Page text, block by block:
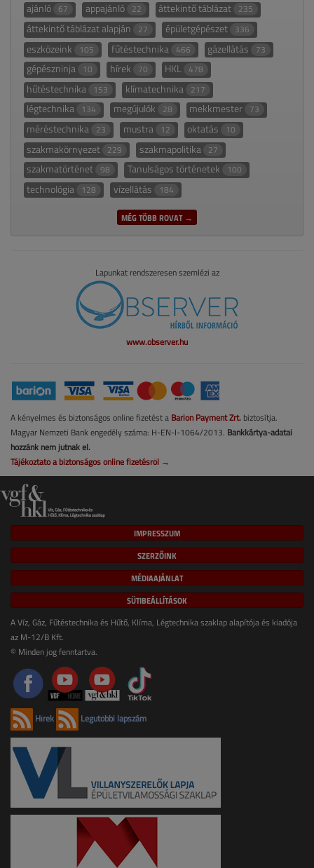
ajánló 67 appajánló 22 áttekintő táblázat 235
áttekintő táblázat alapján 27 épületgépészet 336
eszközeink 105 fűtéstechnika 466 gázellátás 73
gépészninja 10 hírek 70 HKL 478
hűtéstechnika 153 klímatechnika 217
légtechnika 134 megújulók 28 mekkmester 73
méréstechnika 23 mustra 12 oktatás 10
szakmakörnyezet 229 szakmapolitika 27
szakmatörténet 98 Tanulságos történetek 100
technológia 128 vízellátás 184
MÉG TÖBB ROVAT →
Lapunkat rendszeresen szemlézi az
www.observer.hu
A kényelmes és biztonságos online fizetést a Barion Payment Zrt. biztosítja.
Magyar Nemzeti Bank engedély száma: H-EN-I-1064/2013. Bankkártya-adatai
hozzánk nem jutnak el.
Tájékoztató a biztonságos online fizetésről →
IMPRESSZUM
SZERZŐINK
MÉDIAAJÁNLAT
SÜTIBEÁLLÍTÁSOK
A Víz, Gáz, Fűtéstechnika és Hűtő, Klíma, Légtechnika szaklap alapítója és kiadója
az M-12/B Kft.
© Minden jog fenntartva.
Hírek Legutóbbi lapszám